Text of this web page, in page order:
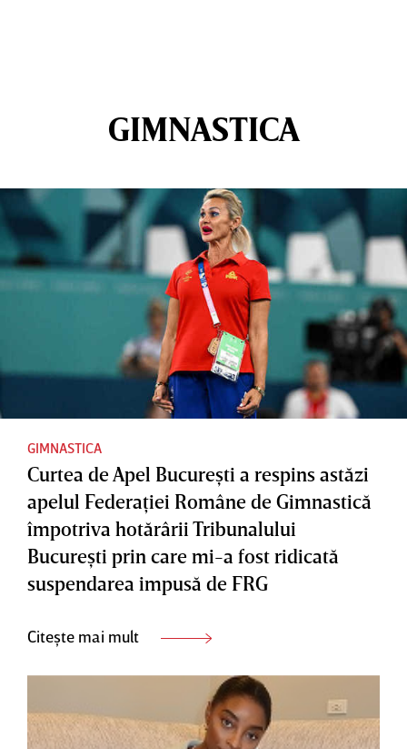
GIMNASTICA
GIMNASTICA
Curtea de Apel Bucureşti a respins astăzi
apelul Federaţiei Române de Gimnastică
împotriva hotărârii Tribunalului
Bucureşti prin care mi-a fost ridicată
suspendarea impusă de FRG
Citește mai mult